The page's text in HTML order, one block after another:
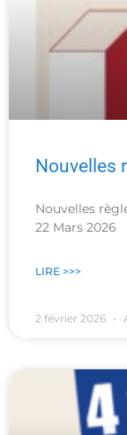
Nouvelles
Nouvelles
22 Mars 2026
LIRE >>>
2 février 2026